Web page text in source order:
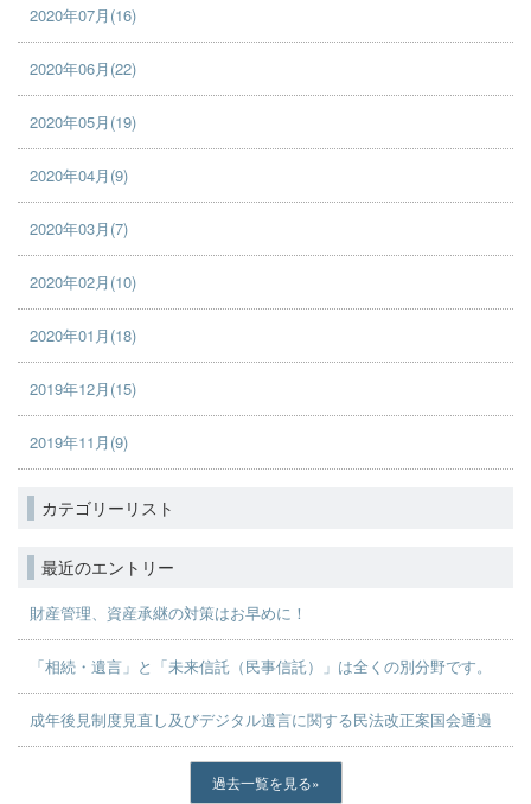
2020年07月(16)
2020年06月(22)
2020年05月(19)
2020年04月(9)
2020年03月(7)
2020年02月(10)
2020年01月(18)
2019年12月(15)
2019年11月(9)
カテゴリーリスト
最近のエントリー
財産管理、資産承継の対策はお早めに！
「相続・遺言」と「未来信託（民事信託）」は全くの別分野です。
成年後見制度見直し及びデジタル遺言に関する民法改正案国会通過
過去一覧を見る